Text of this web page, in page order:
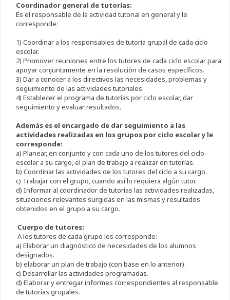
Coordinador general de tutorías:
Es el responsable de la actividad tutorial en general y le
corresponde:
1) Coordinar a los responsables de tutoría grupal de cada ciclo
escolar.
2) Promover reuniones entre los tutores de cada ciclo escolar para
apoyar conjuntamente en la resolución de casos específicos.
3) Dar a conocer a los directivos las necesidades, problemas y
seguimiento de las actividades tutoriales.
4) Establecer el programa de tutorías por ciclo escolar, dar
seguimiento y evaluar resultados.
Además es el encargado de dar seguimiento a las
actividades realizadas en los grupos por ciclo escolar y le
corresponde:
a) Planear, en conjunto y con cada uno de los tutores del ciclo
escolar a su cargo, el plan de trabajo a realizar en tutorías.
b) Coordinar las actividades de los tutores del ciclo a su cargo.
c) Trabajar con el grupo, cuando así lo requiera algún tutor.
d) Informar al coordinador de tutorías las actividades realizadas,
situaciones relevantes surgidas en las mismas y resultados
obtenidos en el grupo a su cargo.
Cuerpo de tutores:
A los tutores de cada grupo les corresponde:
a) Elaborar un diagnóstico de necesidades de los alumnos
designados.
b) elaborar un plan de trabajo (con base en lo anterior).
c) Desarrollar las actividades programadas.
d) Elaborar y entregar informes correspondientes al responsable
de tutorías grupales.